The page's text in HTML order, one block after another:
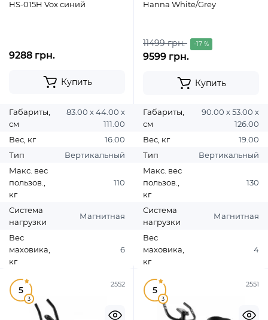
HS-015H Vox синий
9288 грн.
Купить
Габариты,
см
83.00 х 44.00 х
111.00
Вес, кг
16.00
Тип
Вертикальный
Макс. вес
пользов.,
кг
110
Система
нагрузки
Магнитная
Вес
маховика,
кг
6
Hanna White/Grey
11499 грн. -17 %
9599 грн.
Купить
Габариты,
см
90.00 х 53.00 х
126.00
Вес, кг
19.00
Тип
Вертикальный
Макс. вес
пользов.,
кг
130
Система
нагрузки
Магнитная
Вес
маховика,
кг
4
2552
5
3
2551
5
3